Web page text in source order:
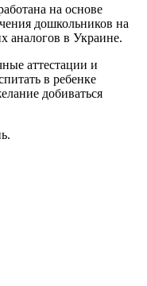
на основе
дошкольников на
аналогов в Украине.
аттестации и
в ребенке
добиваться